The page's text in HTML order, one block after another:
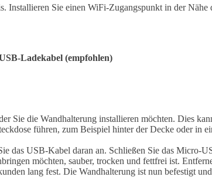
Installieren Sie einen WiFi-Zugangspunkt in der
Ladekabel (empfohlen)
Sie die Wandhalterung installieren möchten. Dies
führen, zum Beispiel hinter der Decke oder in
das USB-Kabel daran an. Schließen Sie das Micro-
möchten, sauber, trocken und fettfrei ist.
lang fest. Die Wandhalterung ist nun befestigt